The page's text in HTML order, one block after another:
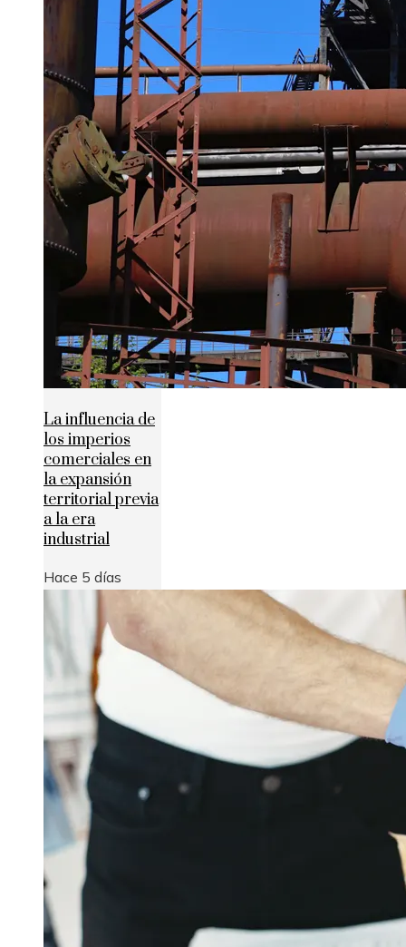
La influencia de
los imperios
comerciales en
la expansión
territorial previa
a la era
industrial
Hace 5 días